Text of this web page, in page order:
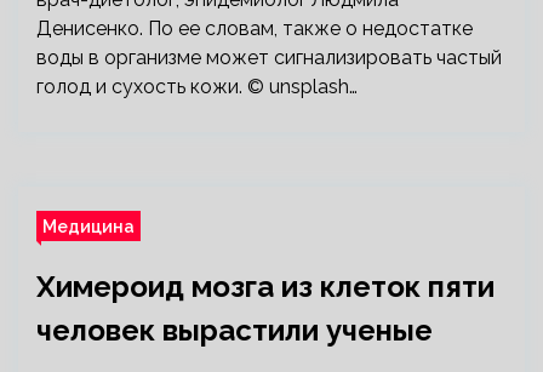
Денисенко. По ее словам, также о недостатке
воды в организме может сигнализировать частый
голод и сухость кожи. © unsplash…
Медицина
Химероид мозга из клеток пяти
человек вырастили ученые